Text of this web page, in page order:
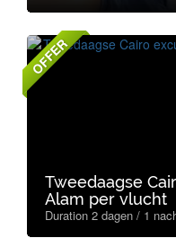
OFFER
Tweedaagse
Alam per vlucht
Duration 2 dagen / 1